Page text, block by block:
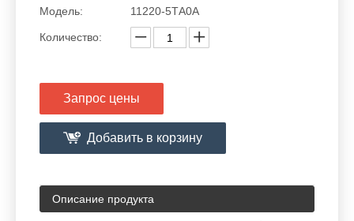
Модель: 11220-5ТА0А
Количество:
Запрос цены
Добавить в корзину
Описание продукта